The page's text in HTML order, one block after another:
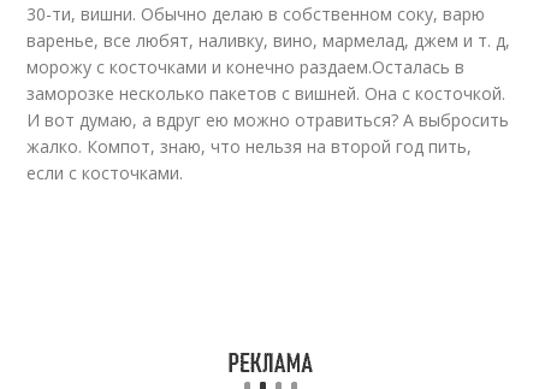
30-ти, вишни. Обычно делаю в собственном соку, варю
варенье, все любят, наливку, вино, мармелад, джем и т. д,
морожу с косточками и конечно раздаем.Осталась в
заморозке несколько пакетов с вишней. Она с косточкой.
И вот думаю, а вдруг ею можно отравиться? А выбросить
жалко. Компот, знаю, что нельзя на второй год пить,
если с косточками.